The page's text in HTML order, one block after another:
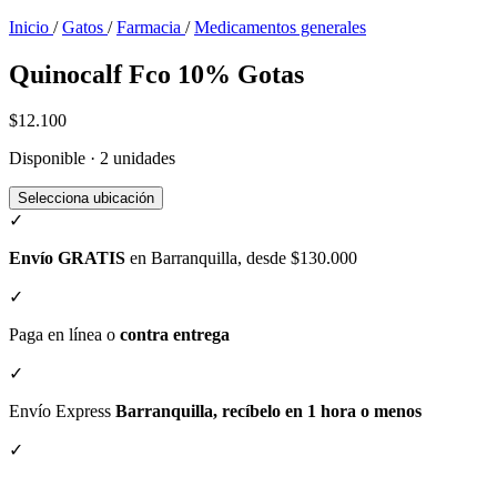
Inicio / Gatos / Farmacia / Medicamentos generales
Quinocalf Fco 10% Gotas
$12.100
Disponible · 2 unidades
Selecciona ubicación
✓
Envío GRATIS en Barranquilla, desde $130.000
✓
Paga en línea o contra entrega
✓
Envío Express Barranquilla, recíbelo en 1 hora o menos
✓